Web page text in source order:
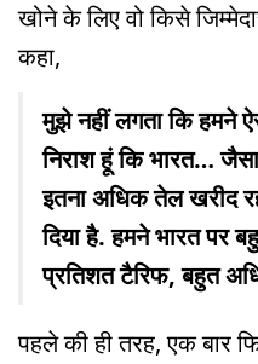
खोने के लिए वो किसे
कहा,
मुझे नहीं लगता कि हमने
निराश हूं कि भारत…
इतना अधिक तेल खरीद
दिया है. हमने भारत पर
प्रतिशत टैरिफ, बहुत
पहले की ही तरह, एक बार